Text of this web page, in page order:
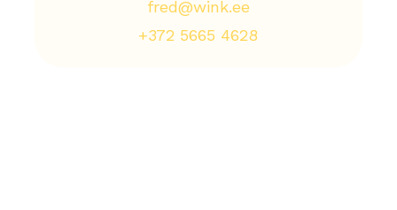
fred@wink.ee
+372 5665 4628